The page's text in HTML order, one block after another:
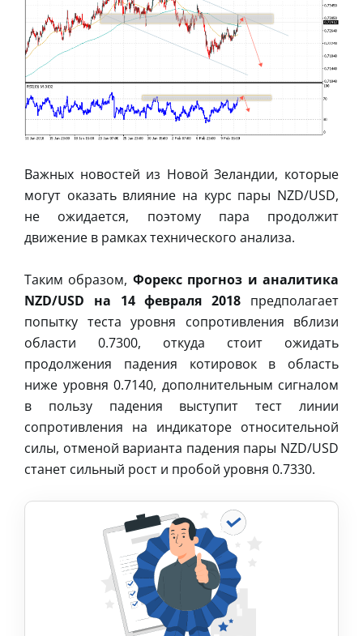
Важных новостей из Новой Зеландии, которые
могут оказать влияние на курс пары NZD/USD,
не ожидается, поэтому пара продолжит
движение в рамках технического анализа.
Таким образом, Форекс прогноз и аналитика
NZD/USD на 14 февраля 2018 предполагает
попытку теста уровня сопротивления вблизи
области 0.7300, откуда стоит ожидать
продолжения падения котировок в область
ниже уровня 0.7140, дополнительным сигналом
в пользу падения выступит тест линии
сопротивления на индикаторе относительной
силы, отменой варианта падения пары NZD/USD
станет сильный рост и пробой уровня 0.7330.